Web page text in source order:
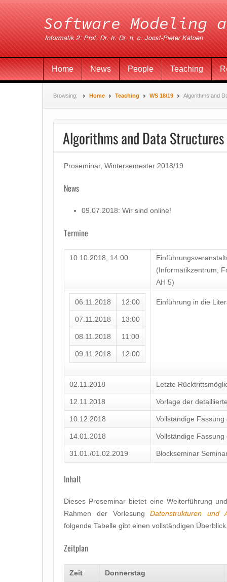
Home News People Teaching
Browsing: Home Teaching WS 18/19 Algorithms and
Algorithms and Data
Proseminar, Wintersemester 2018/19
News
09.07.2018: Wir sind online!
Termine
10.10.2018, 14:00
(Informatikzentrum,
AH 5)
06.11.2018 12:00
07.11.2018 13:00
08.11.2018 11:00
09.11.2018 12:00
Einführung in die
02.11.2018 Letzte
12.11.2018 Vorlage der
10.12.2018 Vollständige
14.01.2018 Vollständige Fassung
31.01./01.02.2019 Blockseminar
Inhalt
Dieses Proseminar bietet eine Weiterführung
Rahmen der VorlesungDatenstrukturen und
folgende Tabelle gibt einen vollständigen
Zeitplan
Zeit Donnerstag